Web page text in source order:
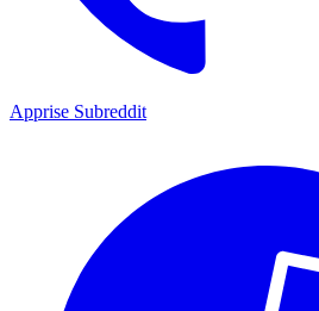
Apprise Subreddit